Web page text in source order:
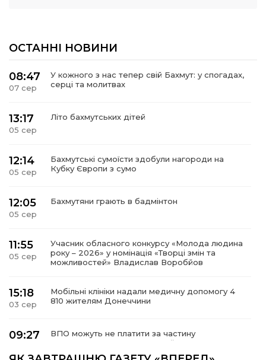
ОСТАННІ НОВИНИ
08:47
07 сер
У кожного з нас тепер свій Бахмут: у спогадах,
серці та молитвах
13:17
05 сер
Літо бахмутських дітей
12:14
05 сер
Бахмутські сумоїсти здобули нагороди на
Кубку Європи з сумо
12:05
05 сер
Бахмутяни грають в бадмінтон
11:55
05 сер
Учасник обласного конкурсу «Молода людина
року – 2026» у номінація «Творці змін та
можливостей» Владислав Воробйов
15:18
03 сер
Мобільні клініки надали медичну допомогу 4
810 жителям Донеччини
09:27
ВПО можуть не платити за частину
комунальних послуг: про що йдеться